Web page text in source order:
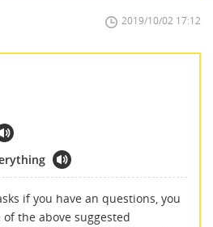
2019/10/02 17:12
if you have an questions, you
the above suggested